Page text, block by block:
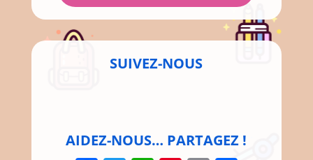
SUIVEZ-NOUS
AIDEZ-NOUS… PARTAGEZ !